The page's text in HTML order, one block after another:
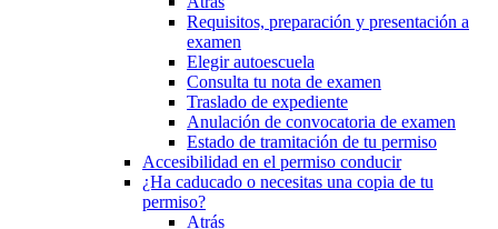
Requisitos, preparación y presentación a
examen
Elegir autoescuela
Consulta tu nota de examen
Traslado de expediente
Anulación de convocatoria de examen
Estado de tramitación de tu permiso
Accesibilidad en el permiso conducir
¿Ha caducado o necesitas una copia de tu
permiso?
Atrás